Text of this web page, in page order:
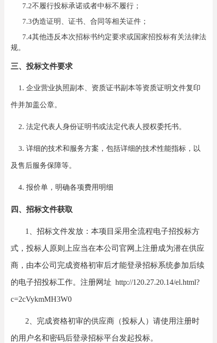
7.2不履行投标承诺或者中标不履行；
7.3伪造证明、证书、合同等相关证件；
7.4其他违反本次招标书约定要求或国家招投标有关法律法
规。
三、投标文件要求
1. 企业营业执照副本、资质证书副本等资质证明文件复印
件并加盖公章。
2. 法定代表人身份证明书或法定代表人授权委托书。
3. 详细的技术和服务方案，包括详细的技术性能指标，以
及售后服务保障等。
4. 报价单，明确各项费用明细
四、招标文件获取
1、招标文件发放：本项目采用全流程电子招投标方
式，投标人原则上应当在本公司官网上注册成为潜在供应
商，由本公司完成资格初审后才能登录招标系统参加后续
的电子招投标工作。注册网址 http://120.27.20.14/el.html?
c=2cVykmMH3W0
2、完成资格初审的供应商（投标人）请使用注册时
的用户名和密码后登录招标平台发起投标。